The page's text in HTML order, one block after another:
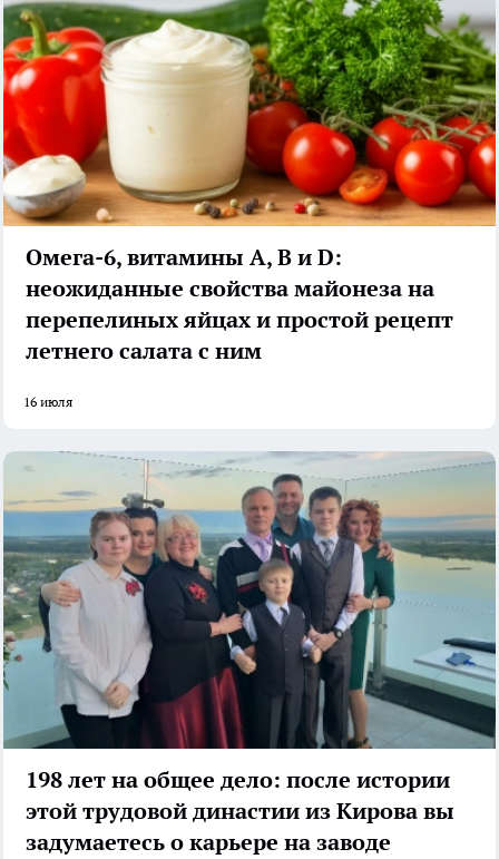
Омега-6, витамины А, В и D:
неожиданные свойства майонеза на
перепелиных яйцах и простой рецепт
летнего салата с ним
16 июля
198 лет на общее дело: после истории
этой трудовой династии из Кирова вы
задумаетесь о карьере на заводе